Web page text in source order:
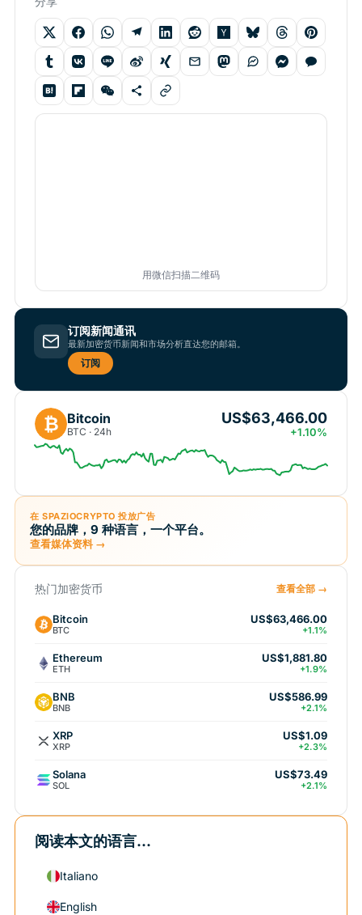
用微信扫描二维码
订阅新闻通讯
最新加密货币新闻和市场分析直达您的邮箱。
订阅
₿ Bitcoin
BTC · 24h
US$63,466.00
+1.10%
在 SPAZIOCRYPTO 投放广告
您的品牌，9 种语言，一个平台。
查看媒体资料 →
热门加密货币 查看全部 →
Bitcoin
BTC
US$63,466.00
+1.1%
Ethereum
ETH
US$1,881.80
+1.9%
BNB
BNB
US$586.99
+2.1%
XRP
XRP
US$1.09
+2.3%
Solana
SOL
US$73.49
+2.1%
阅读本文的语言...
Italiano
English